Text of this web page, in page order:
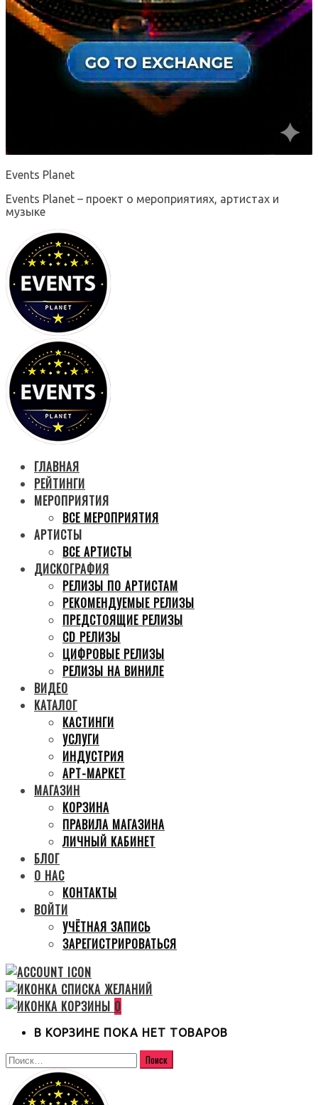
Events Planet
Events Planet – проект о мероприятиях, артистах и
музыке
ГЛАВНАЯ
РЕЙТИНГИ
МЕРОПРИЯТИЯ
ВСЕ МЕРОПРИЯТИЯ
АРТИСТЫ
ВСЕ АРТИСТЫ
ДИСКОГРАФИЯ
РЕЛИЗЫ ПО АРТИСТАМ
РЕКОМЕНДУЕМЫЕ РЕЛИЗЫ
ПРЕДСТОЯЩИЕ РЕЛИЗЫ
CD РЕЛИЗЫ
ЦИФРОВЫЕ РЕЛИЗЫ
РЕЛИЗЫ НА ВИНИЛЕ
ВИДЕО
КАТАЛОГ
КАСТИНГИ
УСЛУГИ
ИНДУСТРИЯ
АРТ-МАРКЕТ
МАГАЗИН
КОРЗИНА
ПРАВИЛА МАГАЗИНА
ЛИЧНЫЙ КАБИНЕТ
БЛОГ
О НАС
КОНТАКТЫ
ВОЙТИ
УЧЁТНАЯ ЗАПИСЬ
ЗАРЕГИСТРИРОВАТЬСЯ
0
В КОРЗИНЕ ПОКА НЕТ ТОВАРОВ